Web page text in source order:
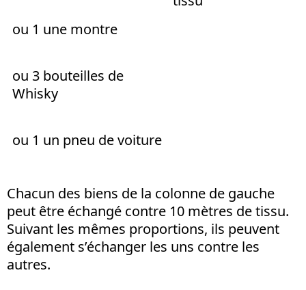
ou 1 une montre
ou 3 bouteilles de
Whisky
ou 1 un pneu de voiture
Chacun des biens de la colonne de gauche
peut être échangé contre 10 mètres de tissu.
Suivant les mêmes proportions, ils peuvent
également s’échanger les uns contre les
autres.